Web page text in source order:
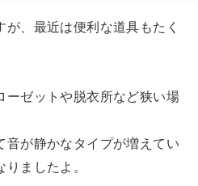
、最近は便利な道具もたく
ーゼットや脱衣所など狭い場
音が静かなタイプが増えてい
ましたよ。